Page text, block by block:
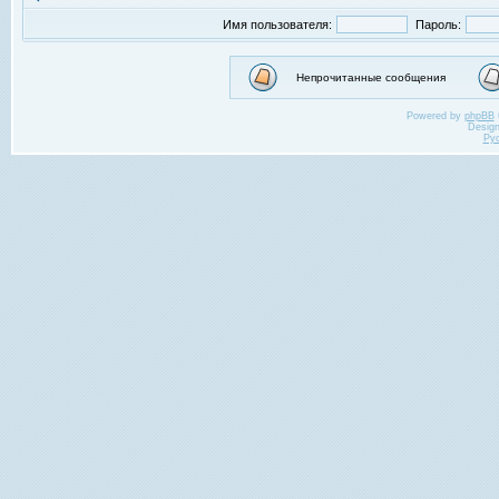
Имя пользователя: Пароль:
Непрочитанные сообщения
Powered by phpBB